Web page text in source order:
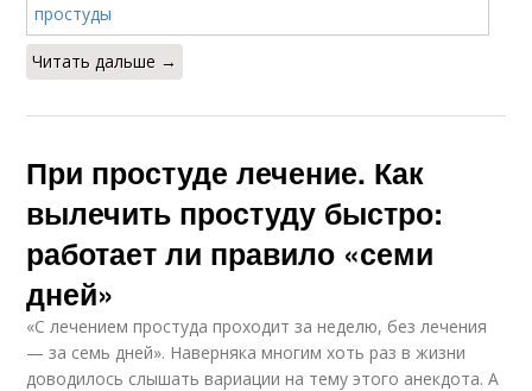
Читать дальше →
При простуде лечение. Как
вылечить простуду быстро:
работает ли правило «семи
дней»
«С лечением простуда проходит за неделю, без лечения
— за семь дней». Наверняка многим хоть раз в жизни
доводилось слышать вариации на тему этого анекдота. А